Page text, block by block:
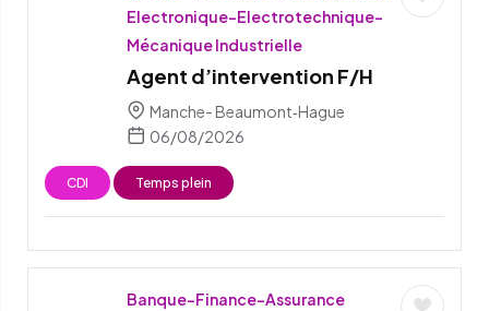
Electronique-Electrotechnique-
Mécanique Industrielle
Agent d’intervention F/H
Manche- Beaumont‑Hague
06/08/2026
CDI Temps plein
Banque-Finance-Assurance